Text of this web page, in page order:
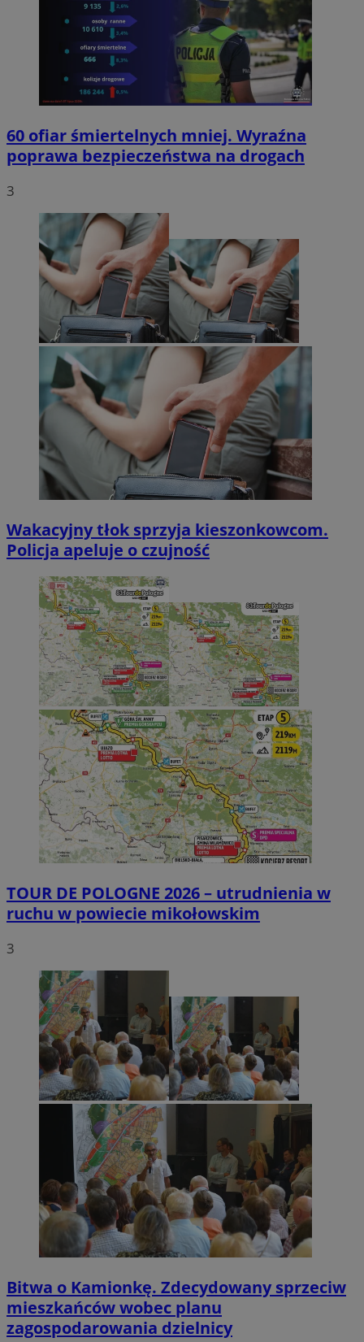
60 ofiar śmiertelnych mniej. Wyraźna
poprawa bezpieczeństwa na drogach
3
Wakacyjny tłok sprzyja kieszonkowcom.
Policja apeluje o czujność
TOUR DE POLOGNE 2026 – utrudnienia w
ruchu w powiecie mikołowskim
3
Bitwa o Kamionkę. Zdecydowany sprzeciw
mieszkańców wobec planu
zagospodarowania dzielnicy